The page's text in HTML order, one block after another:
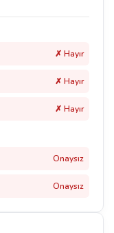
✗ Hayır
✗ Hayır
✗ Hayır
Onaysız
Onaysız